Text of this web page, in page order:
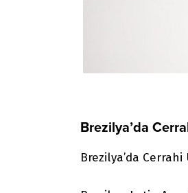
Brezilya’da
Brezilya’da